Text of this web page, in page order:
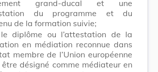
grand-ducal et une
du programme et du
de la formation suivie;
diplôme ou l’attestation de la
en médiation reconnue dans
membre de l’Union européenne
être désigné comme médiateur en